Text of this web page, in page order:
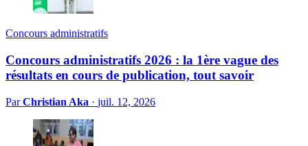
Concours administratifs
Concours administratifs 2026 : la 1ère vague des
résultats en cours de publication, tout savoir
ParChristian Aka · juil. 12, 2026